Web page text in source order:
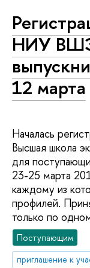
НИУ ВШЭ
12 марта
Началась
Высшая школа
для
23-25 марта
каждому из
профилей.
только по
Поступающим
приглашение к